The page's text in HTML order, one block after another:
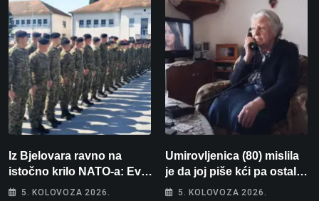
Iz Bjelovara ravno na
istočno krilo NATO-a: Evo
kamo odlazi 82 hrvatska
5. KOLOVOZA 2026.
Umirovljenica (80) mislila
je da joj piše kći pa ostala
bez 1000 eura
5. KOLOVOZA 2026.